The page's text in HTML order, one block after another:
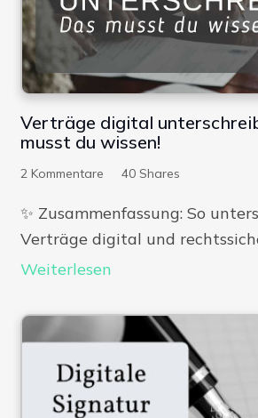
Verträge digital
musst du wissen!
2 Kommentare 40 Shares
✨​ Zusammenfassung: So
Verträge digital und
Weiterlesen